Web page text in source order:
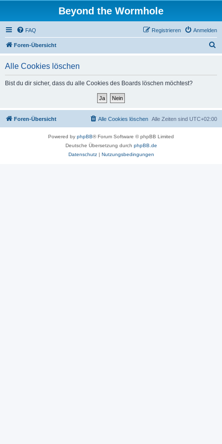
Beyond the Wormhole
FAQ Anmelden
Registrieren
Foren-Übersicht
Alle Cookies löschen
Bist du dir sicher, dass du alle Cookies des Boards löschen möchtest?
Foren-Übersicht Alle Zeiten sind UTC+02:00
Alle Cookies löschen
Powered by phpBB® Forum Software © phpBB Limited
Deutsche Übersetzung durch phpBB.de
Datenschutz| Nutzungsbedingungen